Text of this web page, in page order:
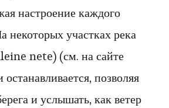
настроение каждого
некоторых участках река
nete) (см. на сайте
останавливается, позволяя
и услышать, как ветер